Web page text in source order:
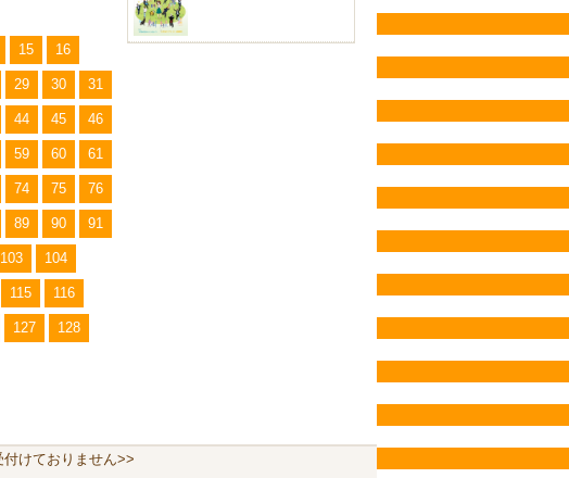
15 16
29 30 31
44 45 46
59 60 61
74 75 76
89 90 91
103 104
115 116
127 128
けておりません>>